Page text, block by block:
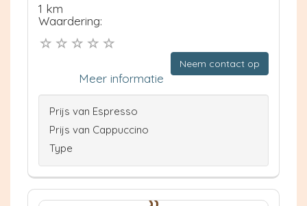
1 km
Waardering:
Neem contact op
Meer informatie
Prijs van Espresso
Prijs van Cappuccino
Type